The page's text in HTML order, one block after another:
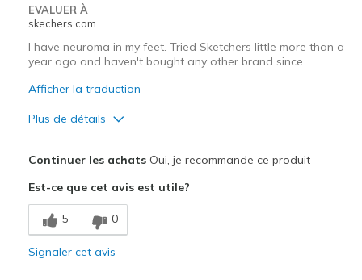
EVALUER À
skechers.com
I have neuroma in my feet. Tried Sketchers little more than a
year ago and haven't bought any other brand since.
Afficher la traduction
Plus de détails
Les meilleures utilisations
Casual Wear
Continuer les achatsOui, je recommande ce produit
Est-ce que cet avis est utile?
5 0
Signaler cet avis